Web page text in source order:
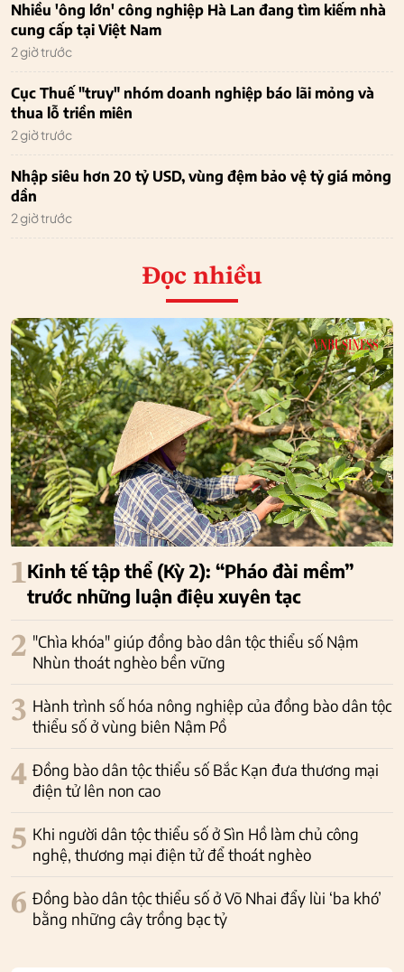
Nhiều 'ông lớn' công nghiệp Hà Lan đang tìm kiếm nhà
cung cấp tại Việt Nam
2 giờ trước
Cục Thuế "truy" nhóm doanh nghiệp báo lãi mỏng và
thua lỗ triền miên
2 giờ trước
Nhập siêu hơn 20 tỷ USD, vùng đệm bảo vệ tỷ giá mỏng
dần
2 giờ trước
Đọc nhiều
1Kinh tế tập thể (Kỳ 2): “Pháo đài mềm”
trước những luận điệu xuyên tạc
2 "Chìa khóa" giúp đồng bào dân tộc thiểu số Nậm
Nhùn thoát nghèo bền vững
3 Hành trình số hóa nông nghiệp của đồng bào dân tộc
thiểu số ở vùng biên Nậm Pồ
4 Đồng bào dân tộc thiểu số Bắc Kạn đưa thương mại
điện tử lên non cao
5 Khi người dân tộc thiểu số ở Sìn Hồ làm chủ công
nghệ, thương mại điện tử để thoát nghèo
6 Đồng bào dân tộc thiểu số ở Võ Nhai đẩy lùi ‘ba khó’
bằng những cây trồng bạc tỷ